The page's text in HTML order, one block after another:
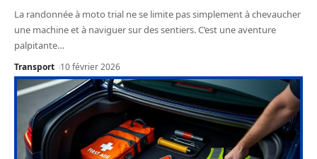
La randonnée à moto trial ne se limite pas simplement à chevaucher
une machine et à naviguer sur des sentiers. C’est une aventure
palpitante…
Transport 10 février 2026